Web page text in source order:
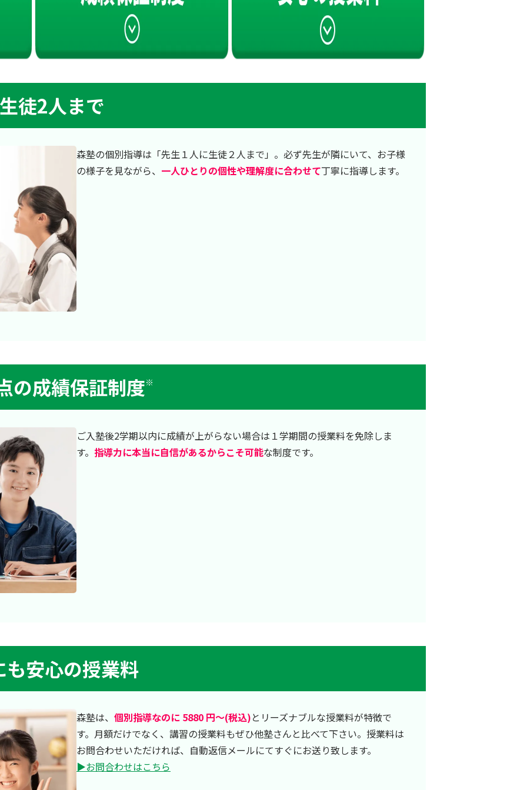
徒2人まで
森塾の個別指導は「先生１人に生徒２人まで」。必ず先生が隣にいて、お子様
の様子を見ながら、 一人ひとりの個性や理解度に合わせて丁寧に指導します。
の成績保証制度※
ご入塾後2学期以内に成績が上がらない場合は１学期間の授業料を免除しま
す。 指導力に本当に自信があるからこそ可能な制度です。
安心の授業料
森塾は、 個別指導なのに 5880 円～(税込)とリーズナブルな授業料が特徴で
す。月額だけでなく、講習の授業料もぜひ他塾さんと比べて下さい。授業料は
お問合わせいただければ、自動返信メールにてすぐにお送り致します。
▶お問合わせはこちら